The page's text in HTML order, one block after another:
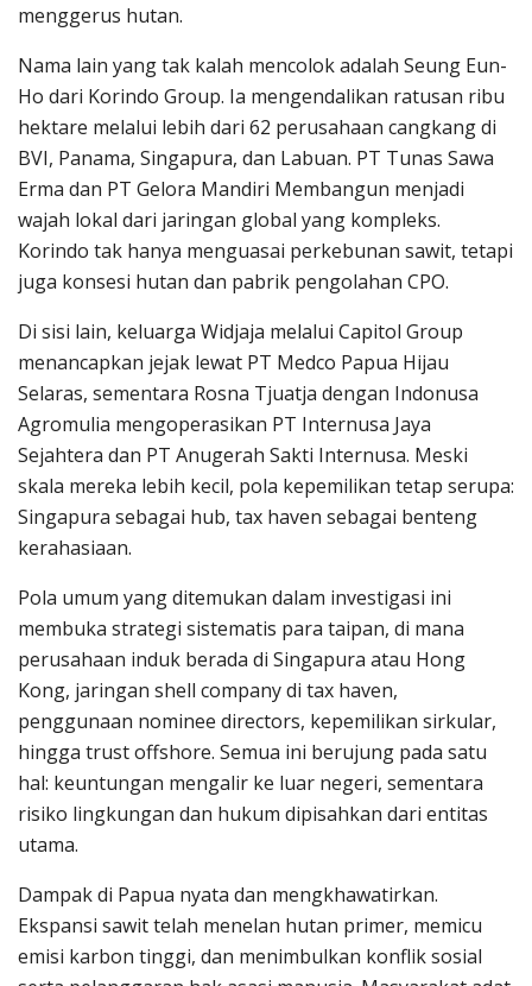
menggerus hutan.
Nama lain yang tak kalah mencolok adalah Seung Eun-
Ho dari Korindo Group. Ia mengendalikan ratusan ribu
hektare melalui lebih dari 62 perusahaan cangkang di
BVI, Panama, Singapura, dan Labuan. PT Tunas Sawa
Erma dan PT Gelora Mandiri Membangun menjadi
wajah lokal dari jaringan global yang kompleks.
Korindo tak hanya menguasai perkebunan sawit, tetapi
juga konsesi hutan dan pabrik pengolahan CPO.
Di sisi lain, keluarga Widjaja melalui Capitol Group
menancapkan jejak lewat PT Medco Papua Hijau
Selaras, sementara Rosna Tjuatja dengan Indonusa
Agromulia mengoperasikan PT Internusa Jaya
Sejahtera dan PT Anugerah Sakti Internusa. Meski
skala mereka lebih kecil, pola kepemilikan tetap serupa:
Singapura sebagai hub, tax haven sebagai benteng
kerahasiaan.
Pola umum yang ditemukan dalam investigasi ini
membuka strategi sistematis para taipan, di mana
perusahaan induk berada di Singapura atau Hong
Kong, jaringan shell company di tax haven,
penggunaan nominee directors, kepemilikan sirkular,
hingga trust offshore. Semua ini berujung pada satu
hal: keuntungan mengalir ke luar negeri, sementara
risiko lingkungan dan hukum dipisahkan dari entitas
utama.
Dampak di Papua nyata dan mengkhawatirkan.
Ekspansi sawit telah menelan hutan primer, memicu
emisi karbon tinggi, dan menimbulkan konflik sosial